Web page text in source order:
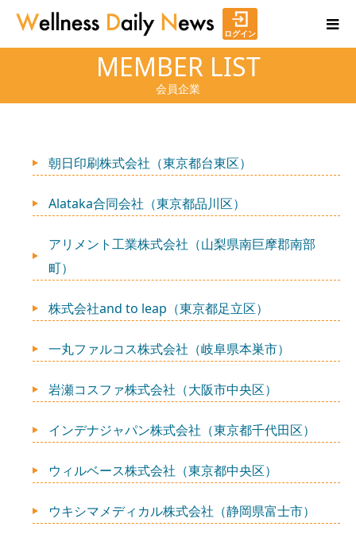
ログイン
MEMBER LIST
会員企業
朝日印刷株式会社（東京都台東区）
Alataka合同会社（東京都品川区）
アリメント工業株式会社（山梨県南巨摩郡南部
町）
株式会社and to leap（東京都足立区）
一丸ファルコス株式会社（岐阜県本巣市）
岩瀬コスファ株式会社（大阪市中央区）
インデナジャパン株式会社（東京都千代田区）
ウィルベース株式会社（東京都中央区）
ウキシマメディカル株式会社（静岡県富士市）